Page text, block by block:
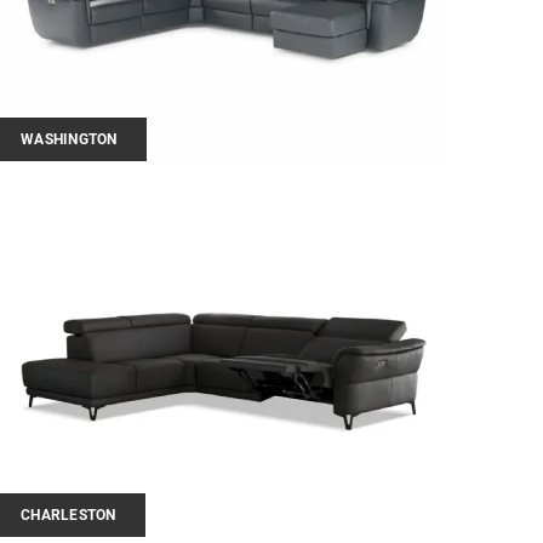
WASHINGTON
CHARLESTON